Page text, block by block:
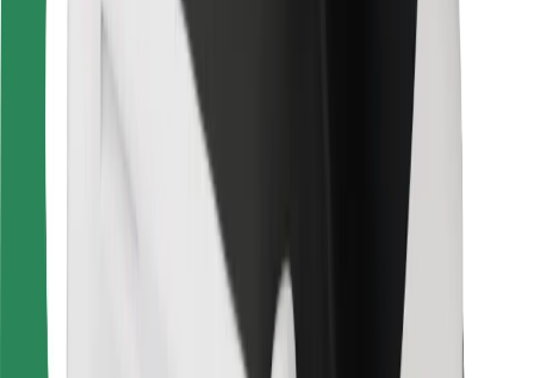
Para motoristas
Para estafetas
Para gestores de frota
Para restaurantes
Bolt for Business
Termos & Condições